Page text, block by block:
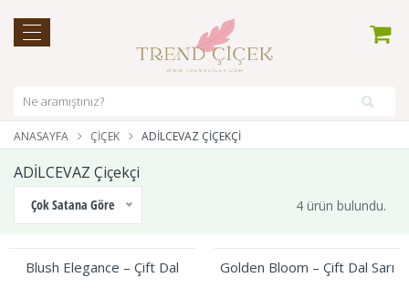
ANASAYFA ÇIÇEK ADİLCEVAZ ÇIÇEKÇI
ADİLCEVAZ Çiçekçi
Çok Satana Göre 4 ürün bulundu.
Blush Elegance – Çift Dal
Golden Bloom – Çift Dal Sarı